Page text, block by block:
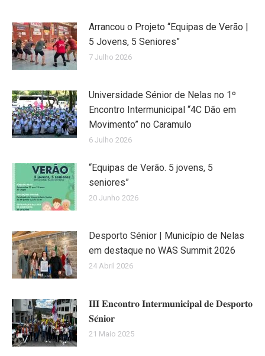
Arrancou o Projeto “Equipas de Verão |
5 Jovens, 5 Seniores”
7 Julho 2026
Universidade Sénior de Nelas no 1º
Encontro Intermunicipal “4C Dão em
Movimento” no Caramulo
6 Julho 2026
“Equipas de Verão. 5 jovens, 5
seniores”
20 Junho 2026
Desporto Sénior | Município de Nelas
em destaque no WAS Summit 2026
24 Abril 2026
𝐈𝐈𝐈 𝐄𝐧𝐜𝐨𝐧𝐭𝐫𝐨 𝐈𝐧𝐭𝐞𝐫𝐦𝐮𝐧𝐢𝐜𝐢𝐩𝐚𝐥 𝐝𝐞 𝐃𝐞𝐬𝐩𝐨𝐫𝐭𝐨
𝐒𝐞́𝐧𝐢𝐨𝐫
21 Maio 2025